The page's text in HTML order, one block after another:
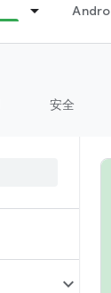
安全